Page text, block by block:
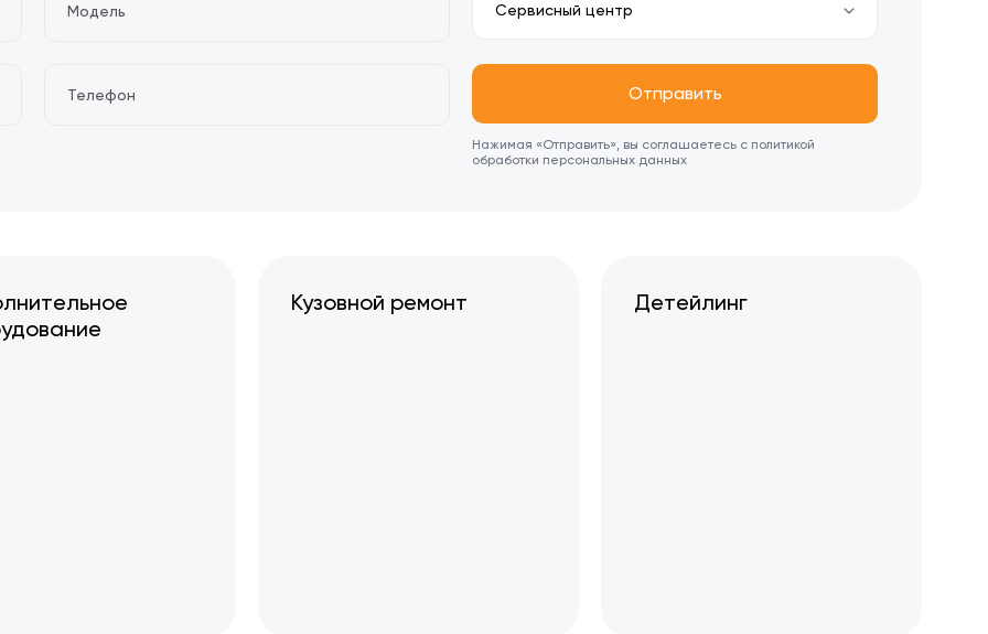
Сервисный центр
Отправить
Нажимая «Отправить», вы соглашаетесь с политикой
обработки персональных данных
Кузовной ремонт Детейлинг